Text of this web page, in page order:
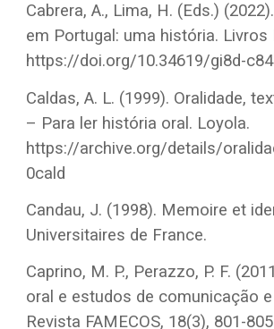
Cabrera, A., Lima, H. (Eds.)
em Portugal: uma história. Livros
https://doi.org/10.34619/gi8d-
Caldas, A. L. (1999). Oralidade,
– Para ler história oral. Loyola.
https://archive.org/details/
0cald
Candau, J. (1998). Memoire et
Universitaires de France.
Caprino, M. P., Perazzo, P. F.
oral e estudos de comunicação
Revista FAMECOS, 18(3), 801-